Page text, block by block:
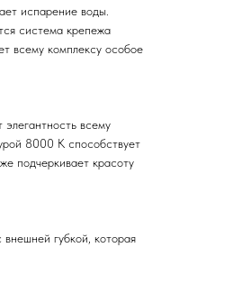
испарение воды.
система крепежа
всему комплексу особое
всему
8000 K способствует
подчеркивает красоту
губкой, которая